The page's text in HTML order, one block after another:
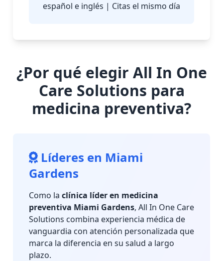
español e inglés | Citas el mismo día
¿Por qué elegir All In One
Care Solutions para
medicina preventiva?
Líderes en Miami
Gardens
Como la clínica líder en medicina
preventiva Miami Gardens, All In One Care
Solutions combina experiencia médica de
vanguardia con atención personalizada que
marca la diferencia en su salud a largo
plazo.